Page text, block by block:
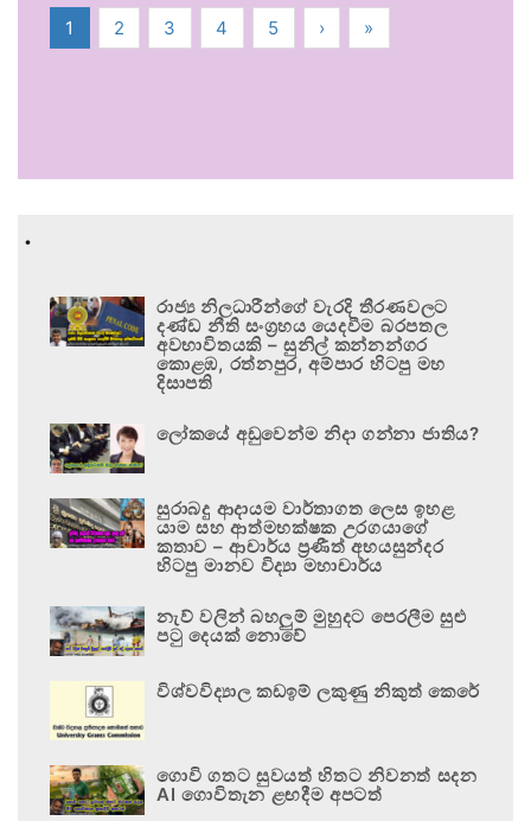
1 2 3 4 5 › »
.
රාජ්‍ය නිලධාරීන්ගේ වැරදි තීරණවලට
දණ්ඩ නීති සංග්‍රහය යෙදවීම බරපතල
අවභාවිතයකි – සුනිල් කන්නන්ගර
කොළඹ, රත්නපුර, අම්පාර හිටපු මහ
දිසාපති
ලෝකයේ අඩුවෙන්ම නිදා ගන්නා ජාතිය?
සුරාබදු ආදායම වාර්තාගත ලෙස ඉහළ
යාම සහ ආත්මභක්ෂක උරගයාගේ
කතාව – ආචාර්ය ප්‍රණීත් අභයසුන්දර
හිටපු මානව විද්‍යා මහාචාර්ය
නැව් වලින් බහලුම් මුහුදට පෙරලීම සුළු
පටු දෙයක් නොවේ
විශ්වවිද්‍යාල කඩඉම් ලකුණු නිකුත් කෙරේ
ගොවි ගතට සුවයත් හිතට නිවනත් සදන
AI ගොවිතැන ළඟදීම අපටත්